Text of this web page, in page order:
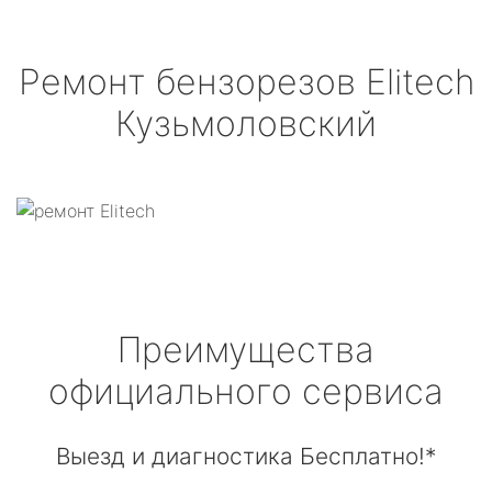
Ремонт бензорезов Elitech
Кузьмоловский
Преимущества
официального сервиса
Выезд и диагностика Бесплатно!*